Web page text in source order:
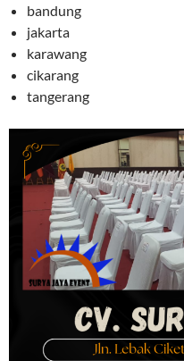
bandung
jakarta
karawang
cikarang
tangerang